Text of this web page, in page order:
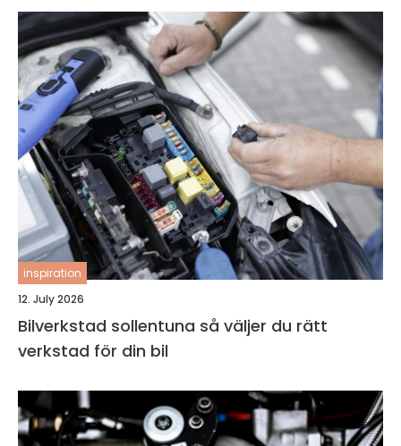
inspiration
12. July 2026
Bilverkstad sollentuna så väljer du rätt
verkstad för din bil